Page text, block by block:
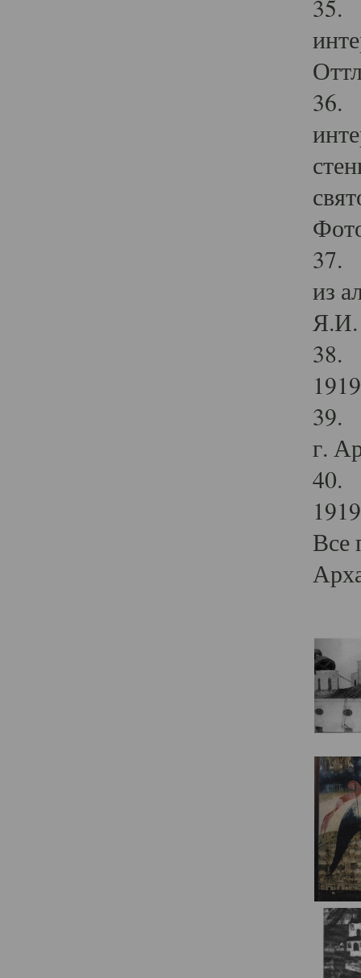
35.
36.
37.
из
Я.И.
38.
39.
г.
40.
Все